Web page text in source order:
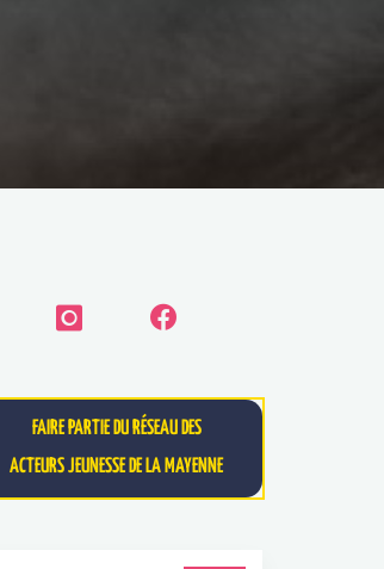
FAIRE PARTIE DU RÉSEAU DES
ACTEURS JEUNESSE DE LA MAYENNE